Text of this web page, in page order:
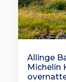
Allinge
Michelin